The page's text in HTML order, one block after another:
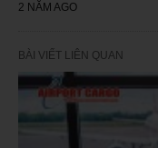
2 NĂM AGO
BÀI VIẾT LIÊN QUAN